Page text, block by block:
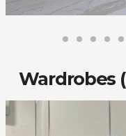
Wardrobes